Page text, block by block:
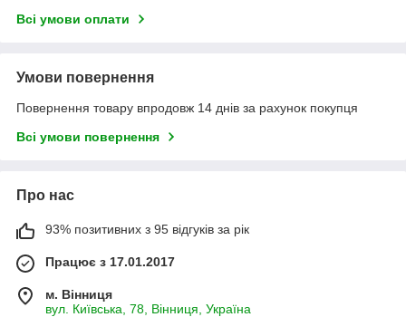
Всі умови оплати
Умови повернення
Повернення товару впродовж 14 днів за рахунок покупця
Всі умови повернення
Про нас
93% позитивних з 95 відгуків за рік
Працює з 17.01.2017
м. Вінниця
вул. Київська, 78, Вінниця, Україна